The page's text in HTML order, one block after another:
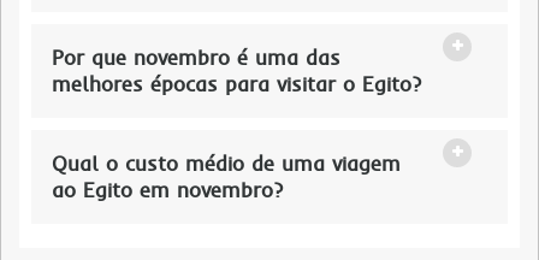
Por que novembro é uma das
melhores épocas para visitar o Egito?
Qual o custo médio de uma viagem
ao Egito em novembro?